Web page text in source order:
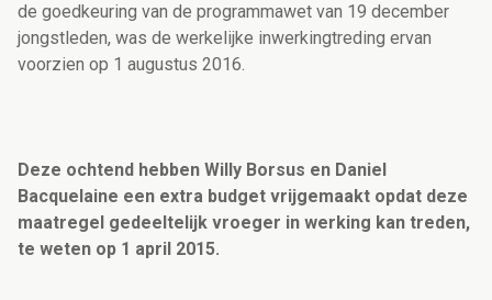
de goedkeuring van de programmawet van 19 december
jongstleden, was de werkelijke inwerkingtreding ervan
voorzien op 1 augustus 2016.
Deze ochtend hebben Willy Borsus en Daniel
Bacquelaine een extra budget vrijgemaakt opdat deze
maatregel gedeeltelijk vroeger in werking kan treden,
te weten op 1 april 2015.